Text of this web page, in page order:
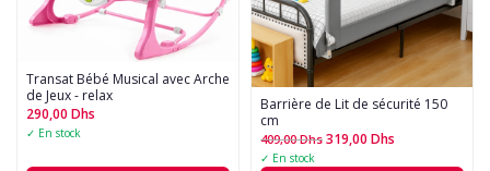
Transat Bébé Musical avec Arche
de Jeux - relax
290,00 Dhs
✓ En stock
Barrière de Lit de sécurité 150
cm
409,00Dhs 319,00 Dhs
✓ En stock